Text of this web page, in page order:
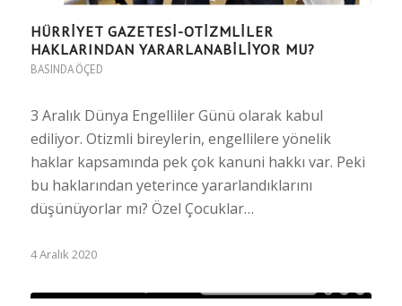
HÜRRIYET GAZETESI-OTİZMLİLER
HAKLARINDAN YARARLANABİLİYOR MU?
BASINDA ÖÇED
3 Aralık Dünya Engelliler Günü olarak kabul
ediliyor. Otizmli bireylerin, engellilere yönelik
haklar kapsamında pek çok kanuni hakkı var. Peki
bu haklarından yeterince yararlandıklarını
düşünüyorlar mı? Özel Çocuklar…
4 Aralık 2020